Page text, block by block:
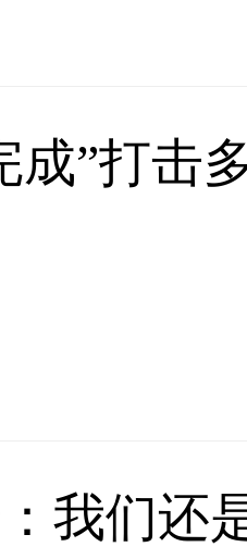
成”打击
我们还